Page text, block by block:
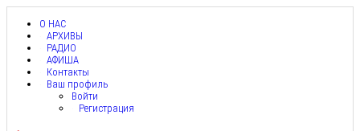
О НАС
АРХИВЫ
РАДИО
АФИША
Контакты
Ваш профиль
Войти
Регистрация